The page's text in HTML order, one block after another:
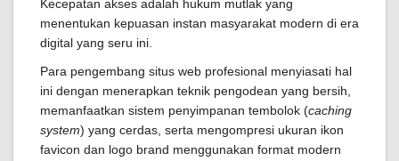
Kecepatan akses adalah hukum mutlak yang
menentukan kepuasan instan masyarakat modern di era
digital yang seru ini.
Para pengembang situs web profesional menyiasati hal
ini dengan menerapkan teknik pengodean yang bersih,
memanfaatkan sistem penyimpanan tembolok (caching
system) yang cerdas, serta mengompresi ukuran ikon
favicon dan logo brand menggunakan format modern